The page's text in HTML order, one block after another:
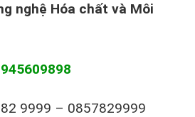
nghệ Hóa chất và Môi
9999 – 0857829999